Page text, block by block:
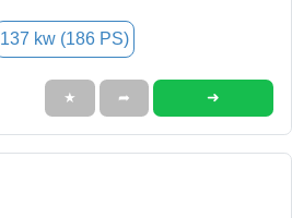
137 kw (186 PS)
★ ➦ ➜